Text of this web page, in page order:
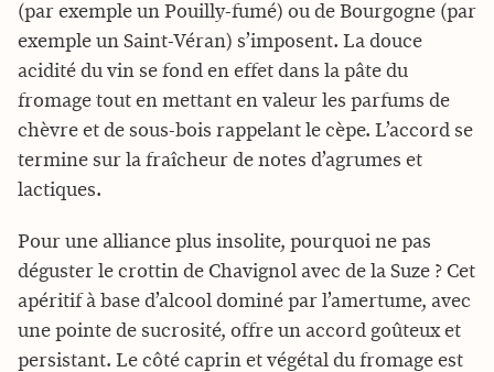
(par exemple un Pouilly-fumé) ou de Bourgogne (par
exemple un Saint-Véran) s’imposent. La douce
acidité du vin se fond en effet dans la pâte du
fromage tout en mettant en valeur les parfums de
chèvre et de sous-bois rappelant le cèpe. L’accord se
termine sur la fraîcheur de notes d’agrumes et
lactiques.
Pour une alliance plus insolite, pourquoi ne pas
déguster le crottin de Chavignol avec de la Suze ? Cet
apéritif à base d’alcool dominé par l’amertume, avec
une pointe de sucrosité, offre un accord goûteux et
persistant. Le côté caprin et végétal du fromage est